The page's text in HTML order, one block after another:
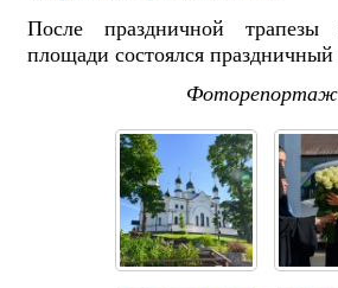
После праздничной трапезы
площади состоялся праздничный
Фоторепортаж